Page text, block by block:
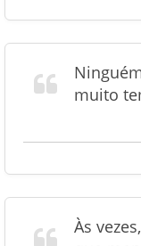
muito
Às